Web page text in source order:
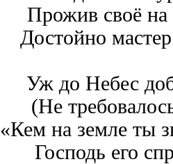
Прожив своё на
Достойно
Уж до Небес
(Не
«Кем на земле ты
Господь его